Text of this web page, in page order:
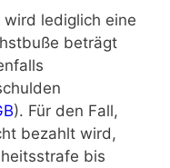
lediglich eine
beträgt
). Für den Fall,
bezahlt wird,
bis